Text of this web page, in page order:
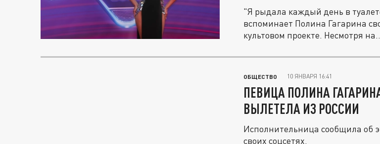
"Я рыдала каждый день в
вспоминает Полина Гагарина
культовом проекте. Несмотря
ОБЩЕСТВО 10 ЯНВАРЯ 16:41
ПЕВИЦА ПОЛИНА
ВЫЛЕТЕЛА ИЗ РОССИИ
Исполнительница сообщила об
своих соцсетях.